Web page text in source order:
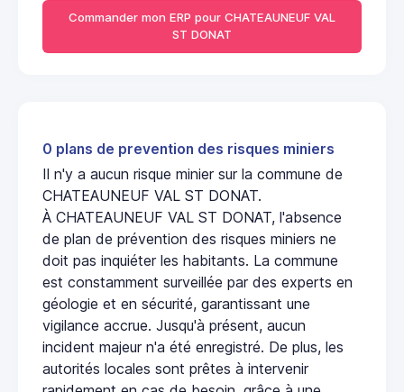
Commander mon ERP pour CHATEAUNEUF VAL
ST DONAT
0 plans de prevention des risques miniers
Il n'y a aucun risque minier sur la commune de
CHATEAUNEUF VAL ST DONAT.
À CHATEAUNEUF VAL ST DONAT, l'absence
de plan de prévention des risques miniers ne
doit pas inquiéter les habitants. La commune
est constamment surveillée par des experts en
géologie et en sécurité, garantissant une
vigilance accrue. Jusqu'à présent, aucun
incident majeur n'a été enregistré. De plus, les
autorités locales sont prêtes à intervenir